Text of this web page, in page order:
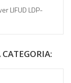
LIFUD LDP-